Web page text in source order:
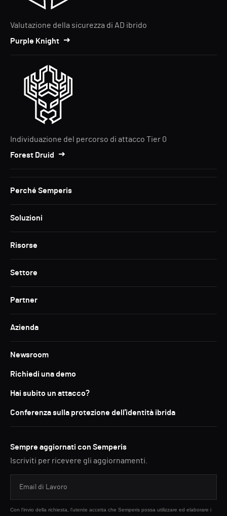
Valutazione della sicurezza di AD ibrido
Purple Knight
Individuazione del percorso di attacco Tier 0
Forest Druid
Perché Semperis
Soluzioni
Risorse
Settore
Partner
Azienda
Newsroom
Richiedi una demo
Hai subito un attacco?
Conferenza sulla protezione dell'identità ibrida
Sempre aggiornati con Semperis
Iscriviti per ricevere gli aggiornamenti.
Con l'invio della richiesta, l'utente accetta che Semperis possa utilizzare ed elaborare i